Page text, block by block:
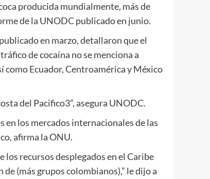
producida mundialmente, más de
de la UNODC publicado en junio.
en marzo, detallaron que el
de cocaína no se menciona a
Ecuador, Centroamérica y México
del Pacifico3”, asegura UNODC.
en los mercados internacionales de las
afirma la ONU.
recursos desplegados en el Caribe
(más grupos colombianos),” le dijo a